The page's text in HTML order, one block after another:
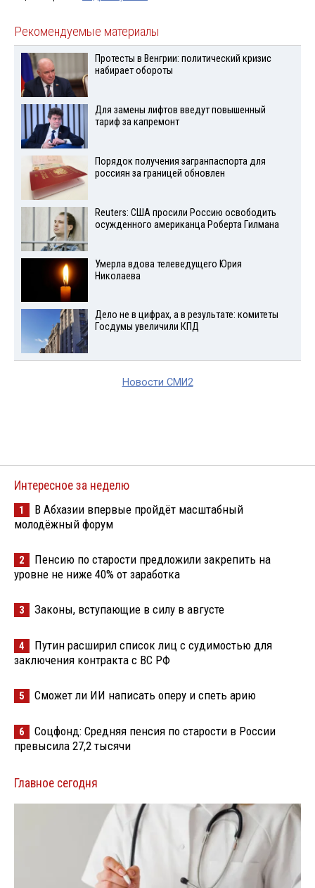
Рекомендуемые материалы
Протесты в Венгрии: политический кризис
набирает обороты
Для замены лифтов введут повышенный
тариф за капремонт
Порядок получения загранпаспорта для
россиян за границей обновлен
Reuters: США просили Россию освободить
осужденного американца Роберта Гилмана
Умерла вдова телеведущего Юрия
Николаева
Дело не в цифрах, а в результате: комитеты
Госдумы увеличили КПД
Новости СМИ2
Интересное за неделю
1
В Абхазии впервые пройдёт масштабный
молодёжный форум
2
Пенсию по старости предложили закрепить на
уровне не ниже 40% от заработка
3 Законы, вступающие в силу в августе
4
Путин расширил список лиц с судимостью для
заключения контракта с ВС РФ
5 Сможет ли ИИ написать оперу и спеть арию
6
Соцфонд: Средняя пенсия по старости в России
превысила 27,2 тысячи
Главное сегодня